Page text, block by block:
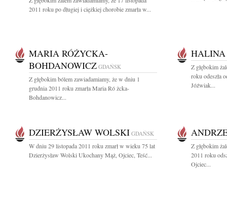
2011 roku po długiej i ciężkiej chorobie zmarła w...
MARIA RÓŻYCKA-
BOHDANOWICZ GDAŃSK
Z głębokim bólem zawiadamiamy, że w dniu 1
grudnia 2011 roku zmarła Maria Ró żcka-
Bohdanowicz...
Z głębokim
roku odeszła
Jóźwiak...
DZIERŻYSŁAW WOLSKI GDAŃSK
W dniu 29 listopada 2011 roku zmarł w wieku 75 lat
Dzierżysław Wolski Ukochany Mąż, Ojciec, Teść...
Z głębokim
2011 roku
Ojciec...